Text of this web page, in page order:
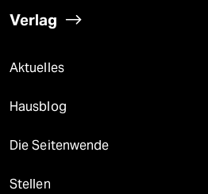
Verlag
Aktuelles
Hausblog
Die Seitenwende
Stellen